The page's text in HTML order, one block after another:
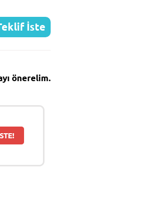
İste
önerelim.